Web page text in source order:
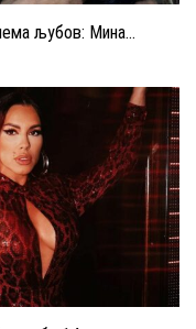
љубов: Мина...